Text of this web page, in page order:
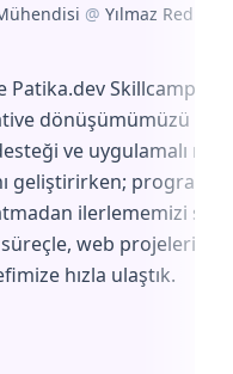
@ Yılmaz
Skillcamp'i
dönüşümümüzü
ve uygulamalı
geliştirirken; programın
ilerlememizi
web
hızla ulaştık.